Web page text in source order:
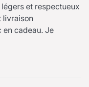
et respectueux
livraison
en cadeau. Je